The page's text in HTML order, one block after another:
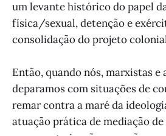
um levante histórico do papel
física/sexual, detenção e
consolidação do projeto
Então, quando nós, marxistas
deparamos com situações de
remar contra a maré da
atuação prática de mediação